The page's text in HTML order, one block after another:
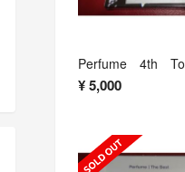
¥5,000